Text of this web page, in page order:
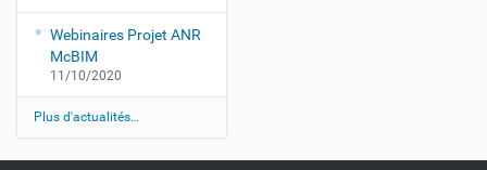
Webinaires Projet ANR
McBIM
11/10/2020
Plus d'actualités…